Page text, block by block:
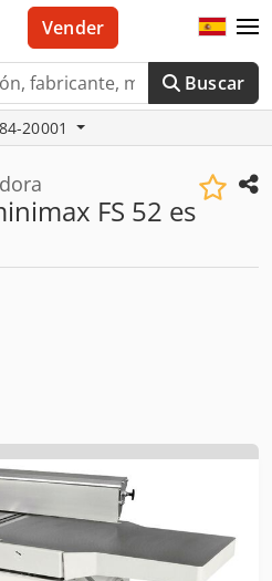
Buscar
Vender
20001
FS 52 es